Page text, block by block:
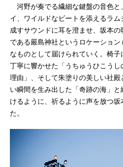
河野が奏でる繊細な鍵盤の音色と
イ、ワイルドなビートを添えるラ
成すサウンドに耳を澄ませ、坂本
である嚴島神社というロケーショ
なものとして届けられていく。椅
丁寧に響かせた「うちゅうひこう
理由」、そして朱塗りの美しい社
い瞬間を生み出した「奇跡の海」
けるように、祈るように声を放つ坂
た。